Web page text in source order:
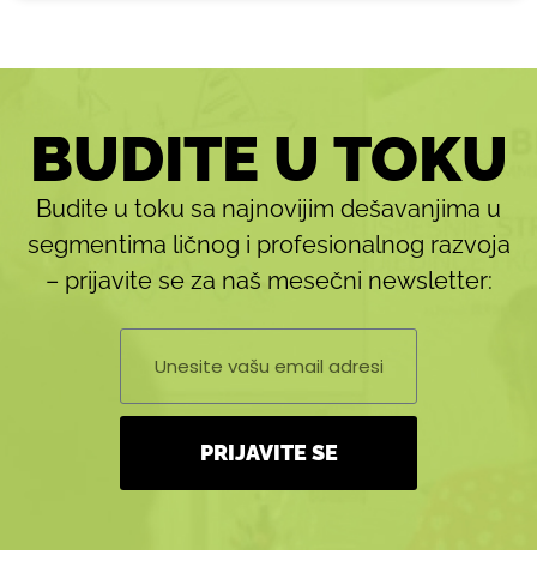
BUDITE U TOKU
Budite u toku sa najnovijim dešavanjima u
segmentima ličnog i profesionalnog razvoja
– prijavite se za naš mesečni newsletter:
PRIJAVITE SE